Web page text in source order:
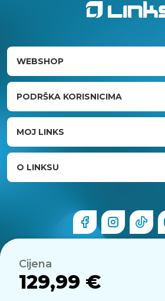
Cijena
129,99 €
WEBSHOP
PODRŠKA KORISNICIMA
MOJ LINKS
O LINKSU